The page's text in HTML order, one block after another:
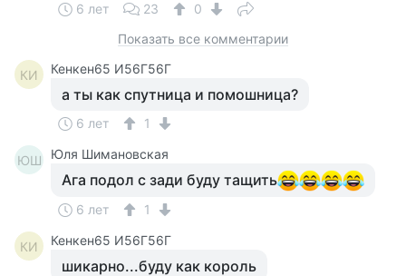
6 лет 23
0
Показать все комментарии
КИ Кенкен65 И56Г56Г
а ты как спутница и помошница?
6 лет 1
ЮШ Юля Шимановская
Ага подол с зади буду тащить
6 лет 1
КИ Кенкен65 И56Г56Г
шикарно...буду как король